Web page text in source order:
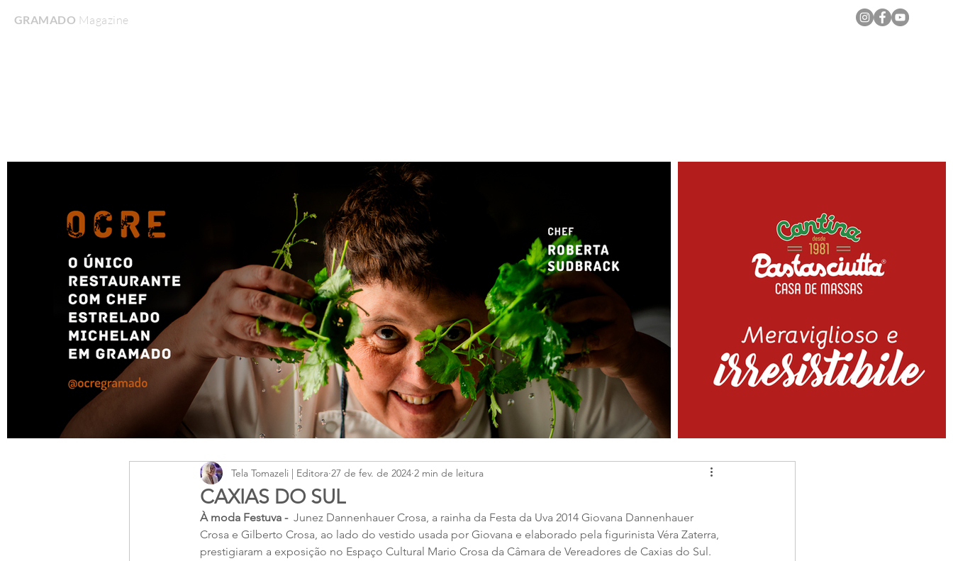
GRAMADO MagazineHome
CAXIAS DO SUL
Tela Tomazeli | Editora 27 de fev. de 2024 2 min de leitura
À moda Festuva - Junez Dannenhauer Crosa, a rainha da Festa da Uva 2014 Giovana Dannenhauer
Crosa e Gilberto Crosa, ao lado do vestido usada por Giovana e elaborado pela figurinista Véra Zaterra,
prestigiaram a exposição no Espaço Cultural Mario Crosa da Câmara de Vereadores de Caxias do Sul.